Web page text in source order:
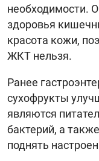
необходимости.
здоровья
красота кожи,
ЖКТ нельзя.
Ранее
сухофрукты
являются
бактерий, а
поднять